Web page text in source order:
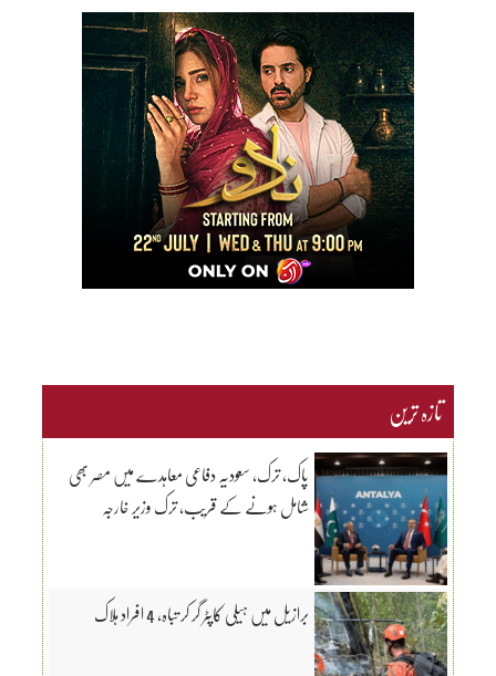
تازہ ترین
پاک، ترک، سعودیہ دفاعی معاہدے میں مصر بھی
شامل ہونے کے قریب، ترک وزیر خارجہ
برازیل میں ہیلی کاپٹر گر کر تباہ، 4 افراد ہلاک